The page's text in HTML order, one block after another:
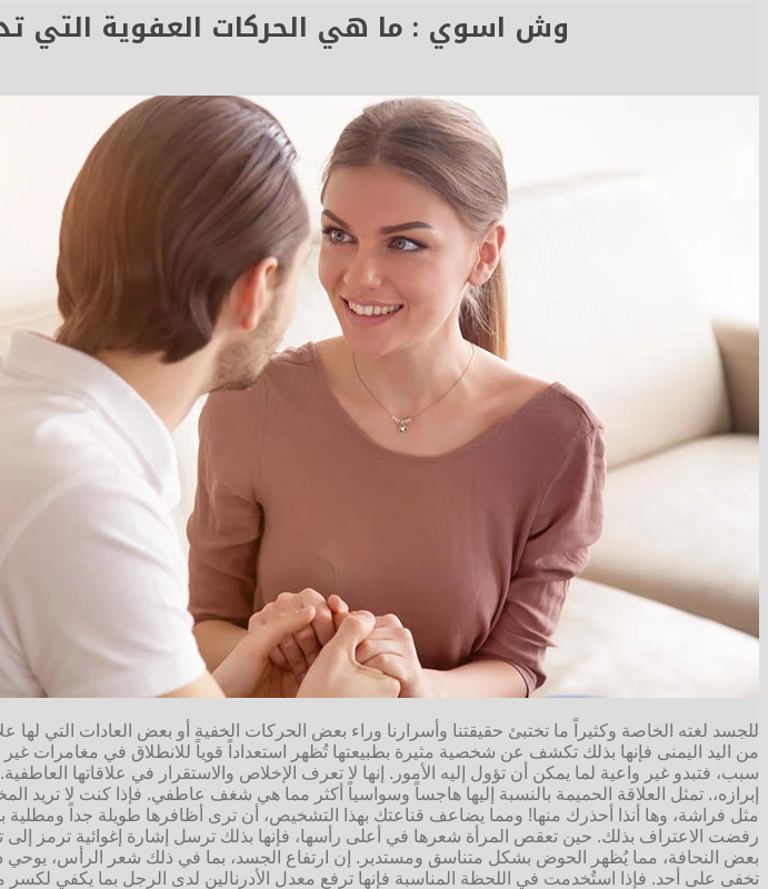
وش اسوي : ما هي الحركات العفوية التي
للجسد لغته الخاصة وكثيراً ما تختبئ حقيقتنا وأسرارنا وراء بعض الحركات الخفية أو بعض العادات التي
من اليد اليمنى فإنها بذلك تكشف عن شخصية مثيرة بطبيعتها تُظهر استعداداً قوياً للانطلاق في مغامرات غير
سبب، فتبدو غير واعية لما يمكن أن تؤول إليه الأمور. إنها لا تعرف الإخلاص والاستقرار في علاقاتها
إبرازه،. تمثل العلاقة الحميمة بالنسبة إليها هاجساً وسواسياً أكثر مما هي شغف عاطفي. فإذا كنت لا تريد
مثل فراشة، وها أنذا أحذرك منها! ومما يضاعف قناعتك بهذا التشخيص، أن ترى أظافرها طويلة جداً
رفضت الاعتراف بذلك. حين تعقص المرأة شعرها في أعلى رأسها، فإنها بذلك ترسل إشارة إغوائية ترمز
بعض النحافة، مما يُظهر الحوض بشكل متناسق ومستدير. إن ارتفاع الجسد، بما في ذلك شعر الرأس، يوحي
تخفى على أحد. فإذا استُخدمت في اللحظة المناسبة فإنها ترفع معدل الأدرنالين لدى الرجل بما يكفي لكسر